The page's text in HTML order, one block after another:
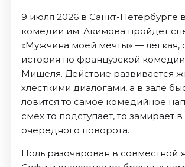
9 июля 2026 в Санкт-Петербурге
комедии им. Акимова пройдет
«Мужчина моей мечты» — легкая,
история по французской
Мишеля. Действие развивается
хлесткими диалогами, а в зале
ловится то самое комедийное
смех то подступает, то замирает
очередного поворота.
Поль разочарован в совместной